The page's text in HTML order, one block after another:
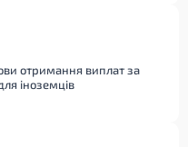
отримання виплат за
іноземців